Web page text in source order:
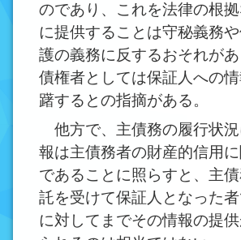
のであり、これを法律の根
に提供することは守秘義務
護の義務に反するおそれがあ
債権者としては保証人への
躇するとの指摘がある。
他方で、主債務の履行状
報は主債務者の財産的信用
であることに照らすと、主
託を受けて保証人となった
に対してまでその情報の提